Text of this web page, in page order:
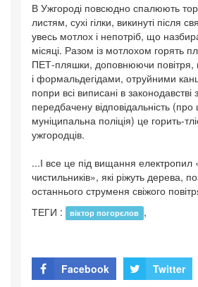
В Ужгороді повсюдно спалюють
листям, сухі гілки, викинуті після
увесь мотлох і непотріб, що
місяці. Разом із мотлохом горять
ПЕТ-пляшки, доповнюючи повітря,
і формальдегідами, отруйними
попри всі виписані в
передбачену відповідальність
муніципальна поліція) це горить-
ужгородців.
...І все це під вищання електропил
чистильників», які ріжуть дерева,
останнього струменя свіжого
ТЕГИ :
віктор погорєлов ,
Facebook Twitter